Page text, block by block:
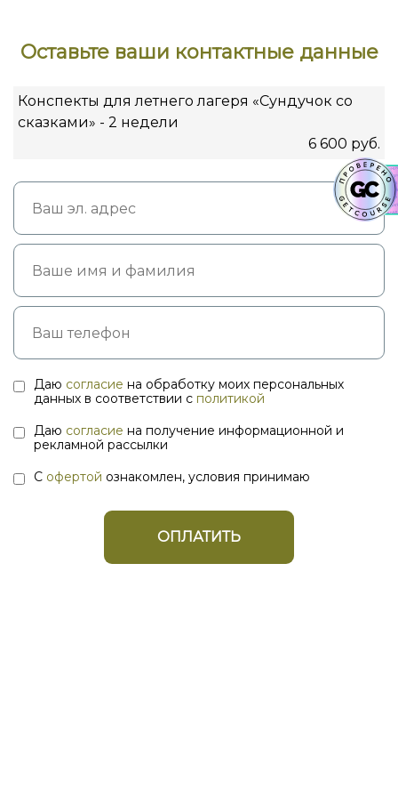
Оставьте ваши контактные данные
Конспекты для летнего лагеря «Сундучок со
сказками» - 2 недели
6 600 руб.
Даю согласие на обработку моих персональных
данных в соответствии с политикой
Даю согласие на получение информационной и
рекламной рассылки
С офертой ознакомлен, условия принимаю
ОПЛАТИТЬ